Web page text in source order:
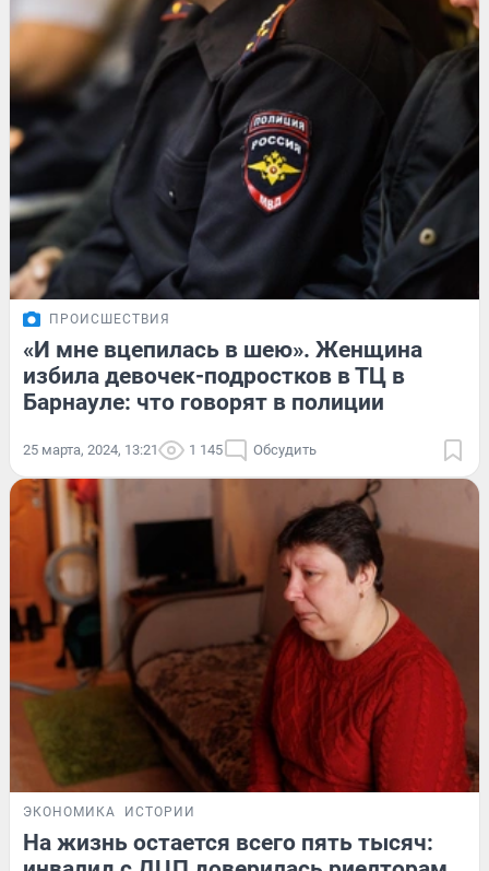
ПРОИСШЕСТВИЯ
«И мне вцепилась в шею». Женщина
избила девочек-подростков в ТЦ в
Барнауле: что говорят в полиции
25 марта, 2024, 13:21 1 145 Обсудить
ЭКОНОМИКА ИСТОРИИ
На жизнь остается всего пять тысяч: